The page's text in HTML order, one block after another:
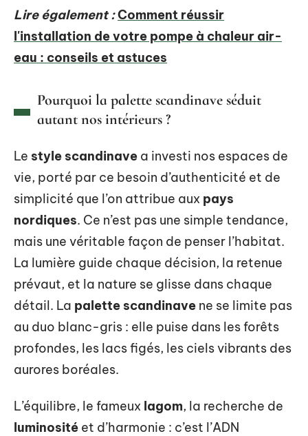
Lire également :Comment réussir
l'installation de votre pompe à chaleur air-
eau : conseils et astuces
Pourquoi la palette scandinave séduit
autant nos intérieurs ?
Le style scandinave a investi nos espaces de
vie, porté par ce besoin d’authenticité et de
simplicité que l’on attribue aux pays
nordiques. Ce n’est pas une simple tendance,
mais une véritable façon de penser l’habitat.
La lumière guide chaque décision, la retenue
prévaut, et la nature se glisse dans chaque
détail. La palette scandinave ne se limite pas
au duo blanc-gris : elle puise dans les forêts
profondes, les lacs figés, les ciels vibrants des
aurores boréales.
L’équilibre, le fameux lagom, la recherche de
luminosité et d’harmonie : c’est l’ADN